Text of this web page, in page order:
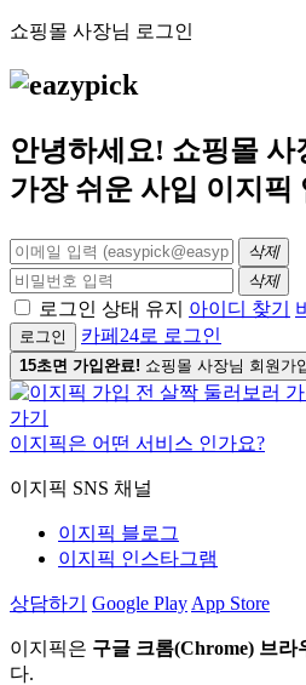
쇼핑몰 사장님 로그인
안녕하세요! 쇼핑몰 사
가장 쉬운 사입 이지픽
삭제
삭제
로그인 상태 유지 아이디 찾기
로그인 카페24로 로그인
15초면 가입완료! 쇼핑몰 사장님 회원가
이지픽은 어떤 서비스 인가요?
이지픽 SNS 채널
이지픽 블로그
이지픽 인스타그램
상담하기 Google Play App Store
이지픽은 구글 크롬(Chrome) 브라
다.